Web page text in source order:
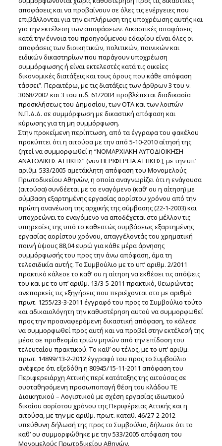
αποφάσεις και να προβαίνουν σε όλες τις ενέργειες που
επιβάλλονται για την εκπλήρωση της υποχρέωσης αυτής και
για την εκτέλεση των αποφάσεων. Δικαστικές αποφάσεις
κατά την έννοια του προηγούμενου εδαφίου είναι όλες οι
αποφάσεις των διοικητικών, πολιτικών, ποινικών και
ειδικών δικαστηρίων που παράγουν υποχρέωση
συμμόρφωσης ή είναι εκτελεστές κατά τις οικείες
δικονομικές διατάξεις και τους όρους που κάθε απόφαση
τάσσει”. Περαιτέρω, με τις διατάξεις των άρθρων 3 του ν.
3068/2002 και 3 του π.δ. 61/2004 προβλέπεται διαδικασία
προσκλήσεως του Δημοσίου, των ΟΤΑ και των λοιπών
Ν.Π.Δ.Δ. σε συμμόρφωση με δικαστική απόφαση και
κύρωσης για τη μη συμμόρφωση.
Στην προκείμενη περίπτωση, από τα έγγραφα του φακέλου
προκύπτει ότι η αιτούσα με την από 5-10-2010 αίτησή της
ζητεί να συμμορφωθεί η “ΝΟΜΑΡΧΙΑΚΗ ΑΥΤΟΔΙΟΙΚΗΣΗ
ΑΝΑΤΟΛΙΚΗΣ ΑΤΤΙΚΗΣ” (νυν ΠΕΡΙΦΕΡΕΙΑ ΑΤΤΙΚΗΣ), με την υπ’
αριθμ. 533/2005 αμετάκλητη απόφαση του Μονομελούς
Πρωτοδικείου Αθηνών, η οποία αναγνωρίζει ότι η ενάγουσα
(αιτούσα) συνδέεται με το εναγόμενο (καθ’ ου η αίτηση) με
σύμβαση εξαρτημένης εργασίας αορίστου χρόνου από την
πρώτη ανανέωση της αρχικής της σύμβασης (22-1-2003) και
υποχρεώνει το εναγόμενο να αποδέχεται στο μέλλον τις
υπηρεσίες της υπό το καθεστώς συμβάσεως εξαρτημένης
εργασίας αορίστου χρόνου, απαγγέλοντάς του χρηματική
ποινή ύψους 88,04 ευρώ για κάθε μέρα άρνησης
συμμόρφωσής του προς την άνω απόφαση, άμα τη
τελεσιδικία αυτής. Το Συμβούλιο με το υπ’ αριθμ. 2/2011
πρακτικό κάλεσε το καθ’ ου η αίτηση να εκθέσει τις απόψεις
του και με το υπ’ αριθμ. 13/3-5-2011 πρακτικό, θεωρώντας
ανεπαρκείς τις εξηγήσεις που περιέχονται στο με αριθμό
πρωτ. 1255/23-3-2011 έγγραφό του προς το Συμβούλιο τούτο
και αδικαιολόγητη την καθυστέρηση αυτού να συμμορφωθεί
προς την προαναφερόμενη δικαστική απόφαση, το κάλεσε
να συμμορφωθεί προς αυτή και να προβεί στην εκτέλεσή της
μέσα σε προθεσμία τριών μηνών από την επίδοση του
τελευταίου πρακτικού. Το καθ’ ου τέλος, με το υπ’ αριθμ.
πρωτ. 14899/13-2-2012 έγγραφό του προς το Συμβούλιο
ανέφερε ότι εξεδόθη η 80945/15-11-2011 απόφαση του
Περιφερειάρχη Αττικής περί κατάταξης της αιτούσας σε
συσταθησόμενη προσωποπαγή θέση του κλάδου ΤΕ
Διοικητικού – Λογιστικού με σχέση εργασίας ιδιωτικού
δικαίου αορίστου χρόνου της Περιφέρειας Αττικής και η
αιτούσα, με την με αριθμ. πρωτ. καταθ. 46/27-2-2012
υπεύθυνη δήλωσή της προς το Συμβούλιο, δήλωσε ότι το
καθ’ ου συμμορφώθηκε με την 533/2005 απόφαση του
Μονομελούς Πρωτοδικείου Αθηνών.